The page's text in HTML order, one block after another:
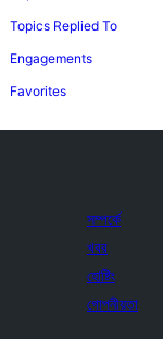
Topics Replied To
Engagements
Favorites
সম্পর্কে
খবর
হোষ্টিং
গোপনীয়তা